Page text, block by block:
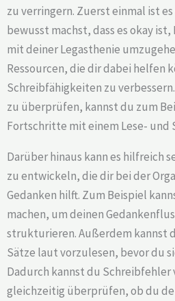
zu verringern. Zuerst einmal ist
bewusst machst, dass es okay
mit deiner Legasthenie
Ressourcen, die dir dabei helfen
Schreibfähigkeiten zu
zu überprüfen, kannst du zum
Fortschritte mit einem Lese- und
Darüber hinaus kann es hilfreich
zu entwickeln, die dir bei der
Gedanken hilft. Zum Beispiel
machen, um deinen
strukturieren. Außerdem kannst
Sätze laut vorzulesen, bevor du
Dadurch kannst du Schreibfehler
gleichzeitig überprüfen, ob du